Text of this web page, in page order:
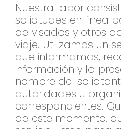
Nuestra labor
solicitudes en línea
de visados y otros
viaje. Utilizamos un
que informamos,
información y la
nombre del
autoridades u
correspondientes.
de este momento,